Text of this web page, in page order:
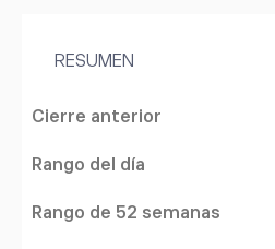
RESUMEN
Cierre anterior
Rango del día
Rango de 52 semanas